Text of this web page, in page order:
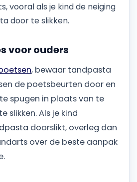
vooral als je kind de neiging
door te slikken.
voor ouders
, bewaar tandpasta
de poetsbeurten door en
spugen in plaats van te
slikken. Als je kind
doorslikt, overleg dan
over de beste aanpak